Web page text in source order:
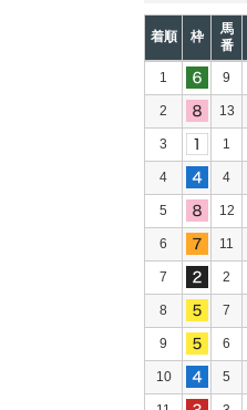
着順 枠
馬
番
1 9
2 13
3 1
4 4
5 12
6 11
7 2
8 7
9 6
10 5